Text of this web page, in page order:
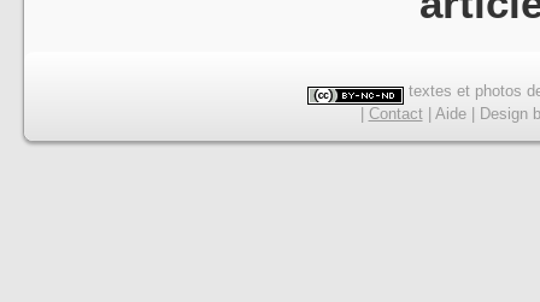
textes et photos
Contact| Aide| Design